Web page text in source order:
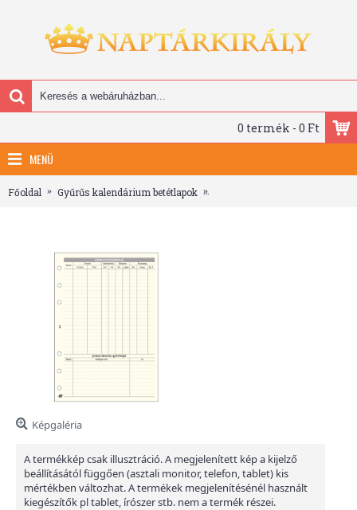
0 termék - 0 Ft
MENÜ
Főoldal Gyűrűs kalendárium betétlapok
Képgaléria
A termékkép csak illusztráció. A megjelenített kép a kijelző
beállításától függően (asztali monitor, telefon, tablet) kis
mértékben változhat. A termékek megjelenítésénél használt
kiegészítők pl tablet, írószer stb. nem a termék részei.